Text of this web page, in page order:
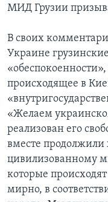
МИД Грузии
В своих
Украине
происходящее в
«Желаем
реализован его
вместе продолжили
цивилизованному
которые
мирно, в